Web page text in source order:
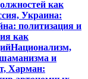
как
Украина:
политизация и
как
Национализм,
и
Харман: